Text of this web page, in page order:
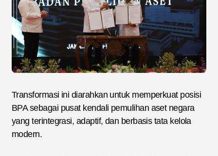
Transformasi ini diarahkan untuk memperkuat posisi
BPA sebagai pusat kendali pemulihan aset negara
yang terintegrasi, adaptif, dan berbasis tata kelola
modern.